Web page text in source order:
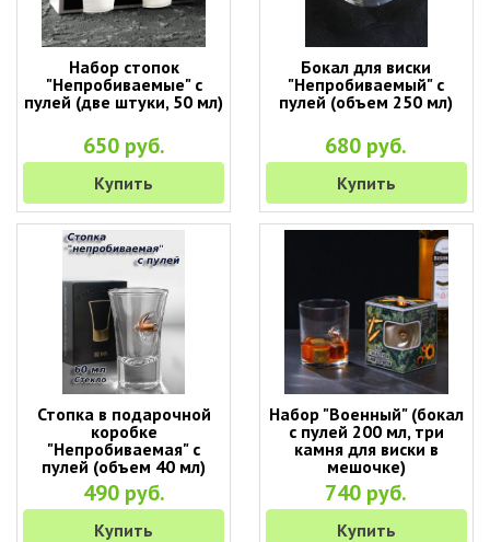
Набор стопок
"Непробиваемые" с
пулей (две штуки, 50 мл)
650 руб.
Купить
Бокал для виски
"Непробиваемый" с
пулей (объем 250 мл)
680 руб.
Купить
Стопка в подарочной
коробке
"Непробиваемая" с
пулей (объем 40 мл)
490 руб.
Купить
Набор "Военный" (бокал
с пулей 200 мл, три
камня для виски в
мешочке)
740 руб.
Купить